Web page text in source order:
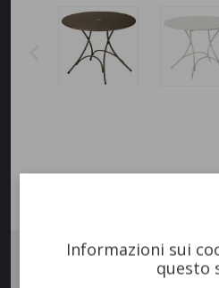
rotondo 105
Informazioni sui
questo